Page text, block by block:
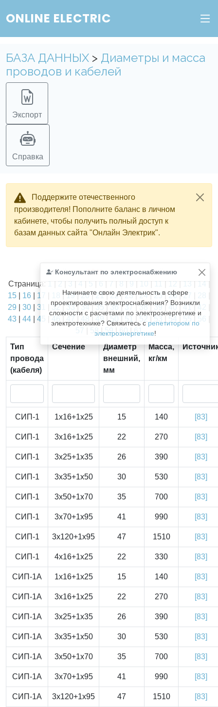
ONLINE ELECTRIC
БАЗА ДАННЫХ > Диаметры и масса
проводов и кабелей
Экспорт
Справка
Поддержите отечественного
производителя! Пополните баланс в личном
кабинете, чтобы получить полный доступ к
базам данных сайта "Онлайн Электрик".
Консультант по электроснабжению
Начинаете свою деятельность в сфере
проектирования электроснабжения? Возникли
сложности с расчетами по электроэнергетике и
электротехнике? Свяжитесь с репетитором по
электроэнергетике!
Найдено1811из1811записей.
Страница: 1 | 2 | 3 | 4 | 5 | 6 | 7 | 8 | 9 | 10 | 11 | 12 | 13 | 14 |
15
16 17 |19|20|21|22|23|24|25 |26|27
29
30 31 |32|33|34|35 |36|37|38|39| 40|41|42
43
44 45 | 49 |50 |53 54
58|59|60|61
Тип
провода
(кабеля)
Сечение
Диаметр
внешний,
мм
Масса,
кг/км
СИП-1 1x16+1x25 15 140 [83]
СИП-1 3x16+1x25 22 270 [83]
СИП-1 3x25+1x35 26 390 [83]
СИП-1 3x35+1x50 30 530 [83]
СИП-1 3x50+1x70 35 700 [83]
СИП-1 3x70+1x95 41 990 [83]
СИП-1 3x120+1x95 47 1510 [83]
СИП-1 4x16+1x25 22 330 [83]
СИП-1А 1x16+1x25 15 140 [83]
СИП-1А 3x16+1x25 22 270 [83]
СИП-1А 3x25+1x35 26 390 [83]
СИП-1А 3x35+1x50 30 530 [83]
СИП-1А 3x50+1x70 35 700 [83]
СИП-1А 3x70+1x95 41 990 [83]
СИП-1А 3x120+1x95 47 1510 [83]